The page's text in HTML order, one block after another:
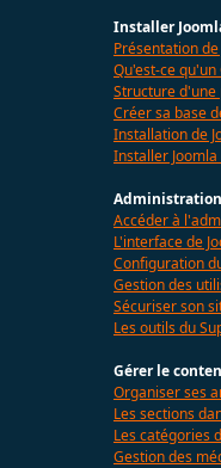
Installer
Présentation de
Qu'est-ce qu'un
Structure d'une
Créer sa base
Installation de
Installer Joomla
Accéder à
L'interface de
Configuration
Gestion des
Sécuriser son
Les outils du
Gérer le
Organiser ses
Les sections
Les catégories
Gestion des